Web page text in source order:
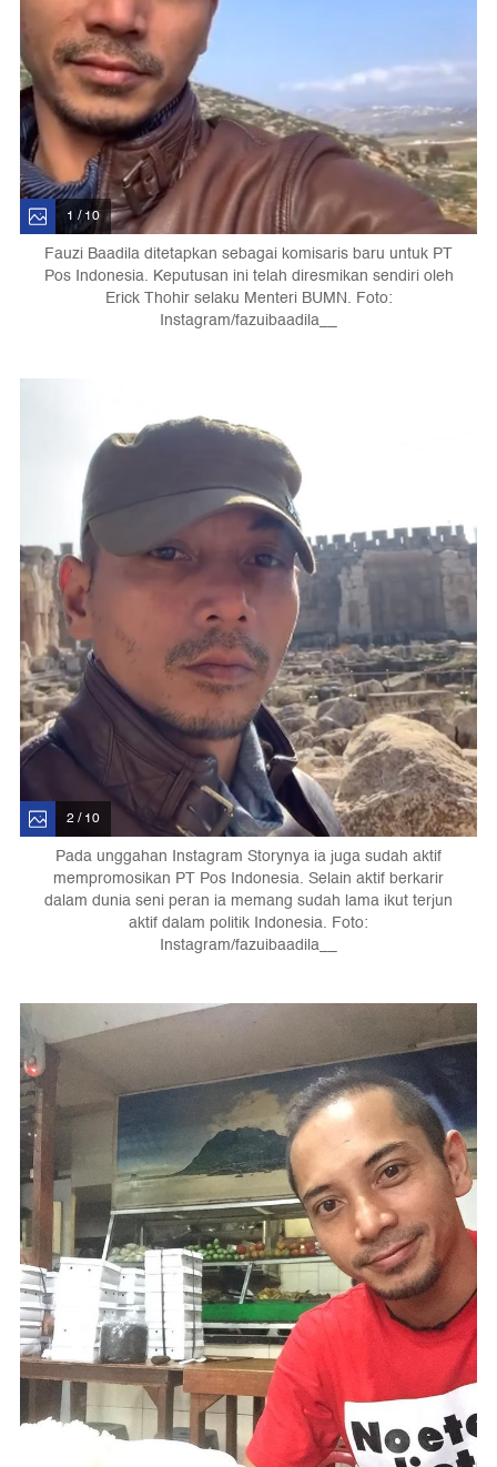
1 / 10
Fauzi Baadila ditetapkan sebagai komisaris baru untuk PT
Pos Indonesia. Keputusan ini telah diresmikan sendiri oleh
Erick Thohir selaku Menteri BUMN. Foto:
Instagram/fazuibaadila__
2 / 10
Pada unggahan Instagram Storynya ia juga sudah aktif
mempromosikan PT Pos Indonesia. Selain aktif berkarir
dalam dunia seni peran ia memang sudah lama ikut terjun
aktif dalam politik Indonesia. Foto:
Instagram/fazuibaadila__